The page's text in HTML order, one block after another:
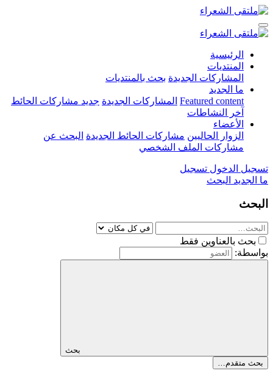
الرئيسية
المنتديات
المشاركات الجديدة بحث بالمنتديات
ما الجديد
Featured content المشاركات الجديدة جديد مشاركات الحائط
آخر النشاطات
الأعضاء
الزوار الحاليين مشاركات الحائط الجديدة البحث عن
مشاركات الملف الشخصي
تسجيل الدخول تسجيل
ما الجديد البحث
البحث
بحث بالعناوين فقط
بواسطة:
بحث
بحث متقدم…